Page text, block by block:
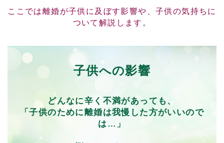
ここでは離婚が子供に及ぼす影響や、子供の気持ちに
ついて解説します。
子供への影響
どんなに辛く不満があっても、
「子供のために離婚は我慢した方がいいので
は…」